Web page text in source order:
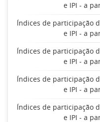
e IPI - a
Índices de participação
e IPI - a
Índices de participação
e IPI - a
Índices de participação
e IPI - a
Índices de participação
e IPI - a